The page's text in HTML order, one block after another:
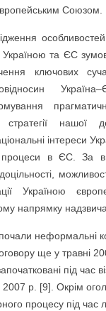
Союзом.
Україною та ЄС
ключових
стратегії
інтереси
в ЄС. За
Україною
напрямку
неформальні
ще у травні
під час
2007 р. [9]. Окрім
процесу під час